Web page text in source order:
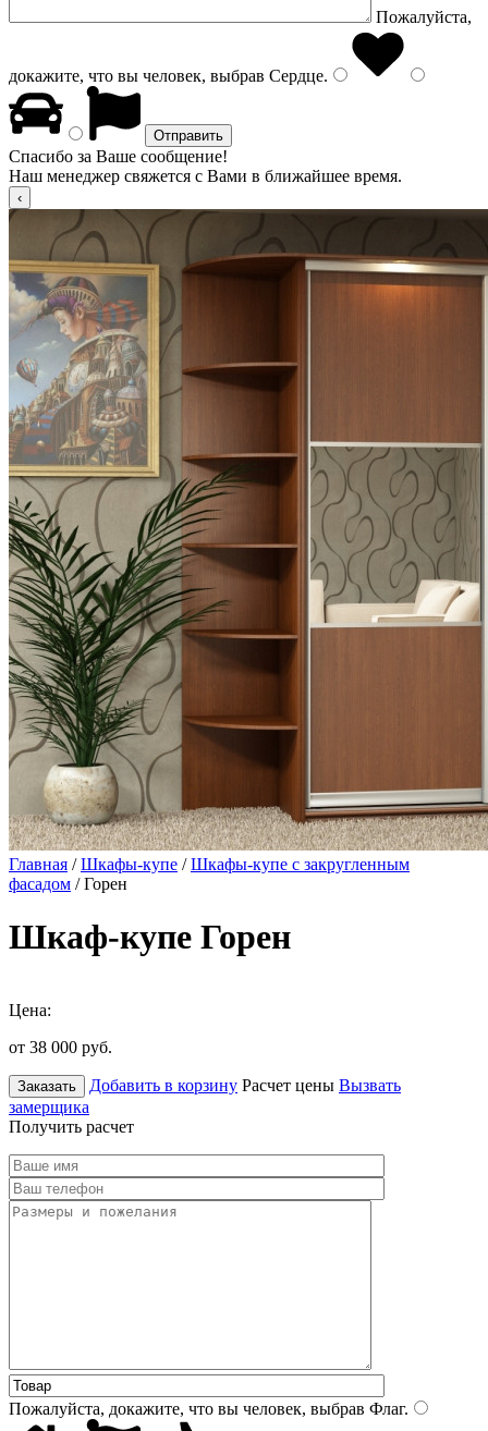
Пожалуйста,
докажите, что вы человек, выбрав Сердце.
Спасибо за Ваше сообщение!
Наш менеджер свяжется с Вами в ближайшее время.
Главная /Шкафы-купе /Шкафы-купе с закругленным
фасадом / Горен
Шкаф-купе Горен
Цена:
от 38 000 руб.
Заказать Добавить в корзину Расчет цены Вызвать
замерщика
Получить расчет
Пожалуйста, докажите, что вы человек, выбрав Флаг.